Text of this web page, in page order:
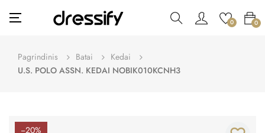
Toggle
navigation
☰ 0 0
Pagrindinis Batai
Kedai
U.S. POLO ASSN. KEDAI NOBIK010KCNH3
−20%